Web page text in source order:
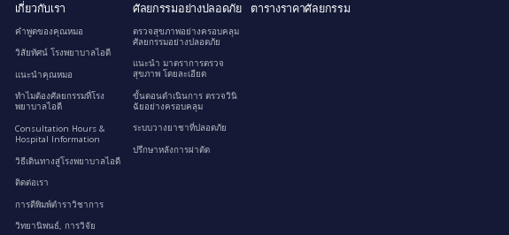
เกี่ยวกับเรา
คำพูดของคุณหมอ
วิสัยทัศน์ โรงพยาบาลไอดี
แนะนำคุณหมอ
ทำไมต้องศัลยกรรมที่โรง
พยาบาลไอดี
Consultation Hours &
Hospital Information
วิธีเดินทางสู่โรงพยาบาลไอดี
ติดต่อเรา
การตีพิมพ์ตำราวิชาการ
วิทยานิพนธ์, การวิจัย
ศัลยกรรมอย่างปลอดภัย
ตรวจสุขภาพอย่างครอบคลุม
ศัลยกรรมอย่างปลอดภัย
แนะนำ มาตราการตรวจ
สุขภาพ โดยละเอียด
ขั้นตอนดำเนินการ ตรวจวินิ
ฉัยอย่างครอบคลุม
ระบบวางยาชาที่ปลอดภัย
ปรึกษาหลังการผ่าตัด
ตารางราคาศัลยกรรม